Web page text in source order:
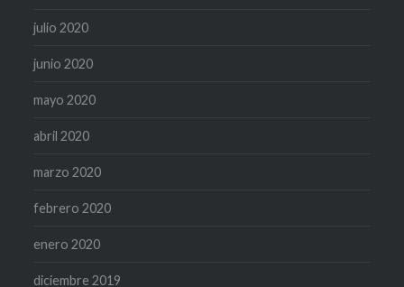
julio 2020
junio 2020
mayo 2020
abril 2020
marzo 2020
febrero 2020
enero 2020
diciembre 2019